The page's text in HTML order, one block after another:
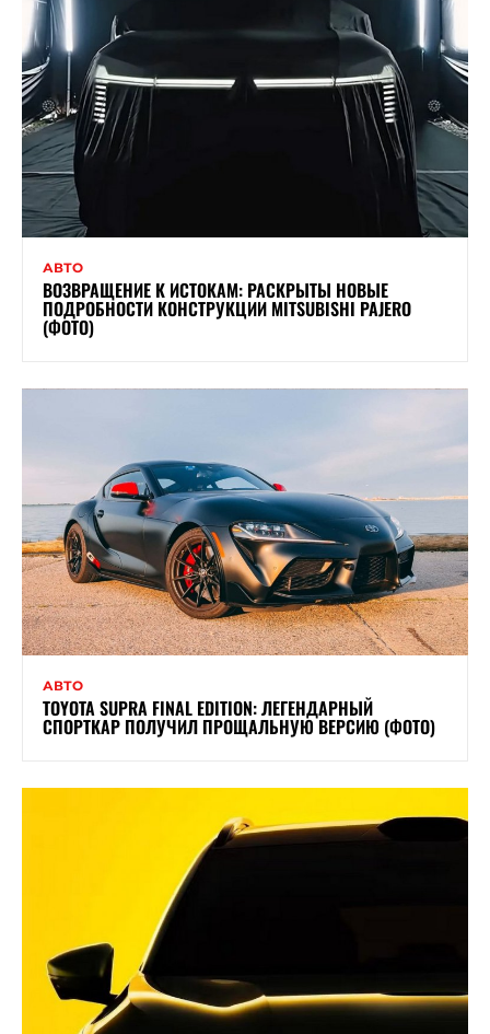
АВТО
ВОЗВРАЩЕНИЕ К ИСТОКАМ: РАСКРЫТЫ НОВЫЕ
ПОДРОБНОСТИ КОНСТРУКЦИИ MITSUBISHI PAJERO
(ФОТО)
АВТО
TOYOTA SUPRA FINAL EDITION: ЛЕГЕНДАРНЫЙ
СПОРТКАР ПОЛУЧИЛ ПРОЩАЛЬНУЮ ВЕРСИЮ (ФОТО)